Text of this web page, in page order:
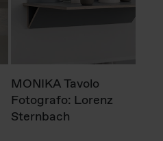
MONIKA Tavolo
Fotografo: Lorenz
Sternbach